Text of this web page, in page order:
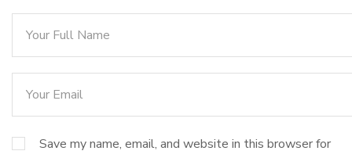
Save my name, email, and website in this browser for